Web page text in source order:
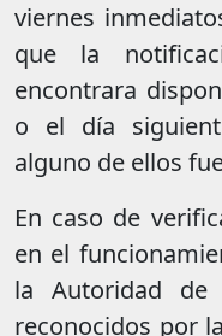
viernes
que la
encontrara
o el día
alguno de ellos
En caso de
en el
la Autoridad de
reconocidos por